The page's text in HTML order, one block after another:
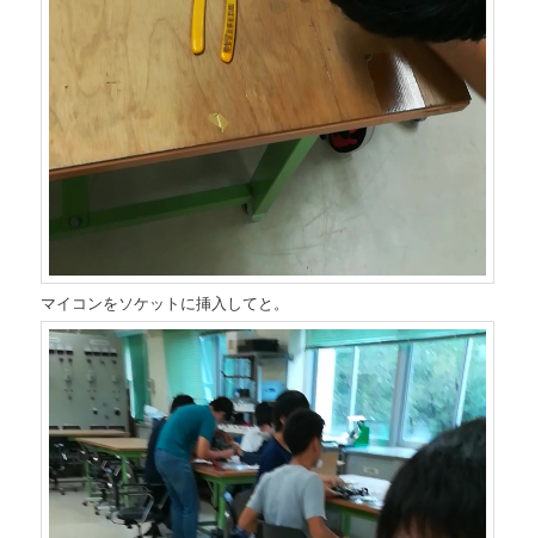
マイコンをソケットに挿入してと。